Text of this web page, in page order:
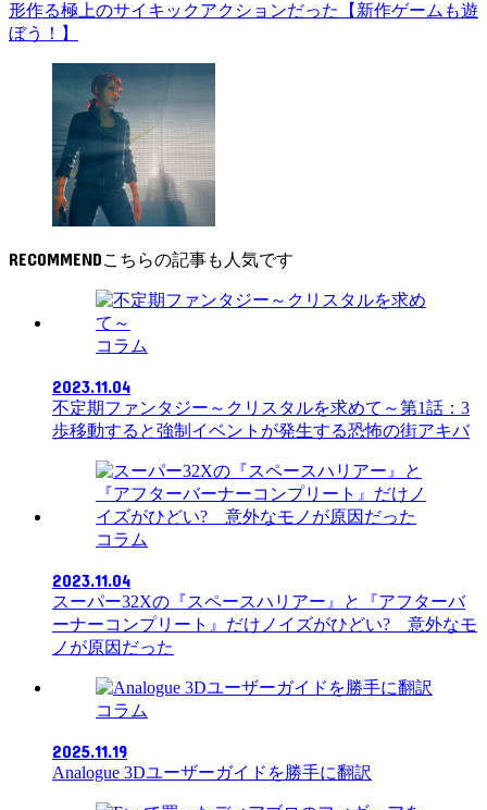
形作る極上のサイキックアクションだった【新作ゲームも遊
ぼう！】
RECOMMEND
コラム
2023.11.04
不定期ファンタジー～クリスタルを求めて～第1話：3
歩移動すると強制イベントが発生する恐怖の街アキバ
コラム
2023.11.04
スーパー32Xの『スペースハリアー』と『アフターバ
ーナーコンプリート』だけノイズがひどい? 意外なモ
ノが原因だった
コラム
2025.11.19
Analogue 3Dユーザーガイドを勝手に翻訳